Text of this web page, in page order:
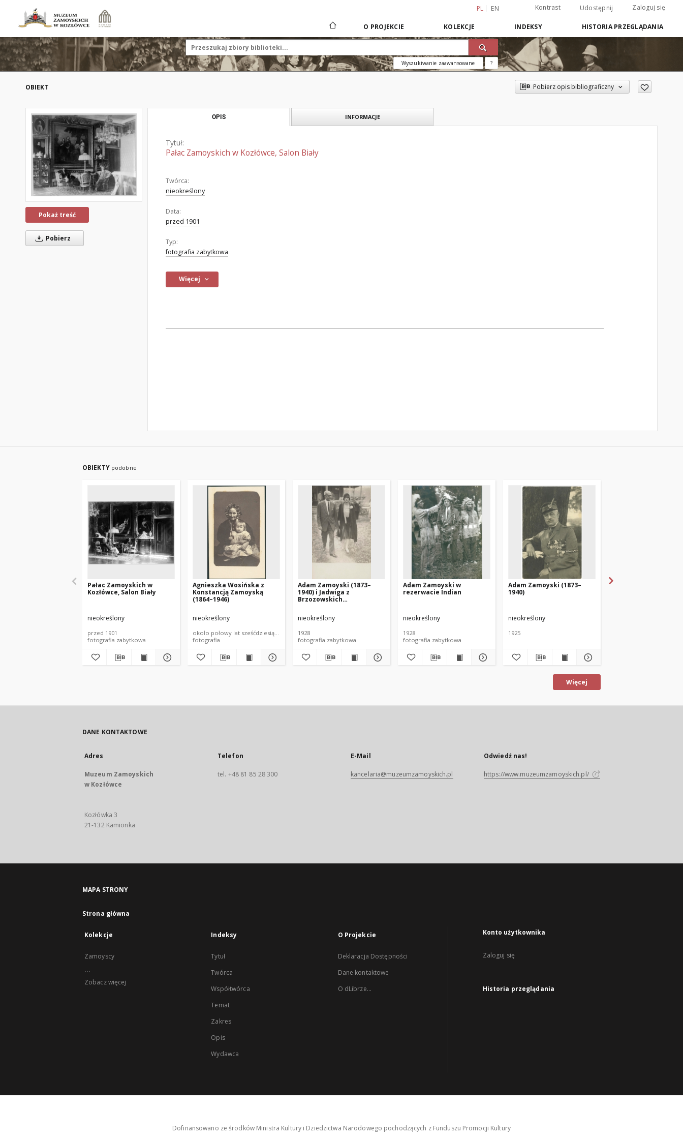
PL EN Kontrast Udostępnij Zaloguj się
O PROJEKCIE KOLEKCJE INDEKSY HISTORIA PRZEGLĄDANIA
Wyszukiwanie zaawansowane ?
OBIEKT Pobierz opis bibliograficzny
Pokaż treść
Pobierz
OPIS INFORMACJE
Tytuł:
Pałac Zamoyskich w Kozłówce, Salon Biały
Twórca:
nieokreślony
Data:
przed 1901
Typ:
fotografia zabytkowa
Więcej
OBIEKTY podobne
Pałac Zamoyskich w
Kozłówce, Salon Biały
nieokreślony
przed 1901
fotografia zabytkowa
Agnieszka Wosińska z
Konstancją Zamoyską
(1864–1946)
nieokreślony
około połowy lat sześćdziesiątych XIX wieku
fotografia
Adam Zamoyski (1873–
1940) i Jadwiga z
Brzozowskich
(1908–1998)
nieokreślony
1928
fotografia zabytkowa
Adam Zamoyski w
rezerwacie Indian
nieokreślony
1928
fotografia zabytkowa
Adam Zamoyski (1873–
1940)
nieokreślony
1925
Więcej
DANE KONTAKTOWE
Adres
Muzeum Zamoyskich
w Kozłówce
Kozłówka 3
21-132 Kamionka
Telefon
tel. +48 81 85 28 300
E-Mail
kancelaria@muzeumzamoyskich.pl
Odwiedź nas!
https://www.muzeumzamoyskich.pl/
MAPA STRONY
Strona główna
Kolekcje
Zamoyscy
...
Zobacz więcej
Indeksy
Tytuł
Twórca
Współtwórca
Temat
Zakres
Opis
Wydawca
O Projekcie
Deklaracja Dostępności
Dane kontaktowe
O dLibrze...
Konto użytkownika
Zaloguj się
Historia przeglądania
Dofinansowano ze środków Ministra Kultury i Dziedzictwa Narodowego pochodzących z Funduszu Promocji Kultury